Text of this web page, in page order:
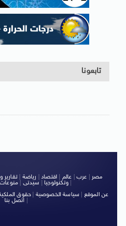
تابعونا
مصر عرب عالم اقتصاد رياضة |تقارير
وتكنولوجيا| سيدتى منوعات
|
عن الموقع
سياسة الخصوصية حقوق
اتصل بنا